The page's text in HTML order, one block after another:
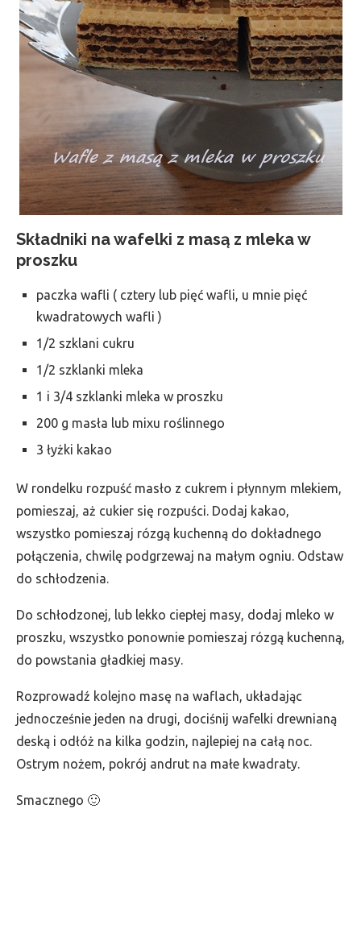
Składniki na wafelki z masą z mleka w
proszku
paczka wafli ( cztery lub pięć wafli, u mnie pięć
kwadratowych wafli )
1/2 szklani cukru
1/2 szklanki mleka
1 i 3/4 szklanki mleka w proszku
200 g masła lub mixu roślinnego
3 łyżki kakao
W rondelku rozpuść masło z cukrem i płynnym mlekiem,
pomieszaj, aż cukier się rozpuści. Dodaj kakao,
wszystko pomieszaj rózgą kuchenną do dokładnego
połączenia, chwilę podgrzewaj na małym ogniu. Odstaw
do schłodzenia.
Do schłodzonej, lub lekko ciepłej masy, dodaj mleko w
proszku, wszystko ponownie pomieszaj rózgą kuchenną,
do powstania gładkiej masy.
Rozprowadź kolejno masę na waflach, układając
jednocześnie jeden na drugi, dociśnij wafelki drewnianą
deską i odłóż na kilka godzin, najlepiej na całą noc.
Ostrym nożem, pokrój andrut na małe kwadraty.
Smacznego 🙂